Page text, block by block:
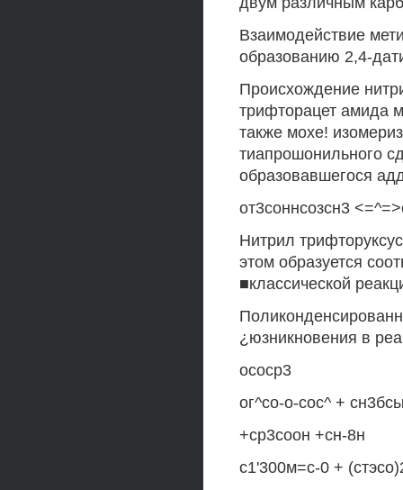
Взаимодействие
образованию 2,4-
Происхождение
трифторацет амида
также мохе!
тиапрошонильного
образовавшегося
от3соннсозсн3
Нитрил
этом образуется
■классической
¿юзникновения в
ососр3
ог^со-о-сос^ +
+ср3соон +сн-8н
с1'300м=с-0 +